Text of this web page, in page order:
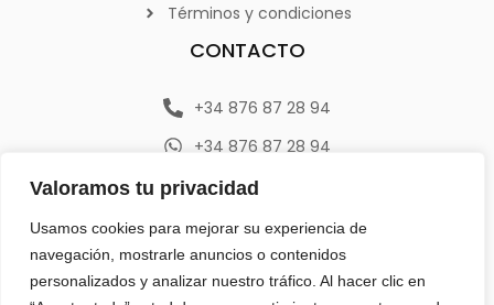
Valoramos tu privacidad
Usamos cookies para mejorar su experiencia de
navegación, mostrarle anuncios o contenidos
personalizados y analizar nuestro tráfico. Al hacer clic en
Términos y condiciones
CONTACTO
+34 876 87 28 94
+34 876 87 28 94
info@emerplan.es
Av. República Argentina 9, 46800 (Xàtiva) Valencia